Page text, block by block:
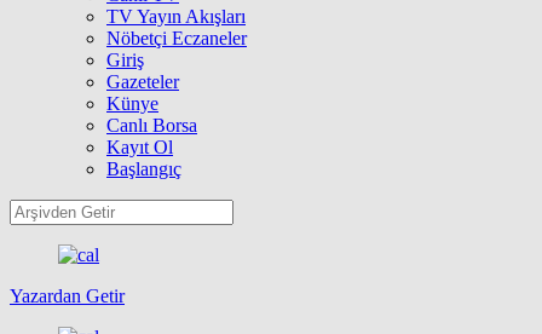
TV Yayın Akışları
Nöbetçi Eczaneler
Giriş
Gazeteler
Künye
Canlı Borsa
Kayıt Ol
Başlangıç
Yazardan Getir